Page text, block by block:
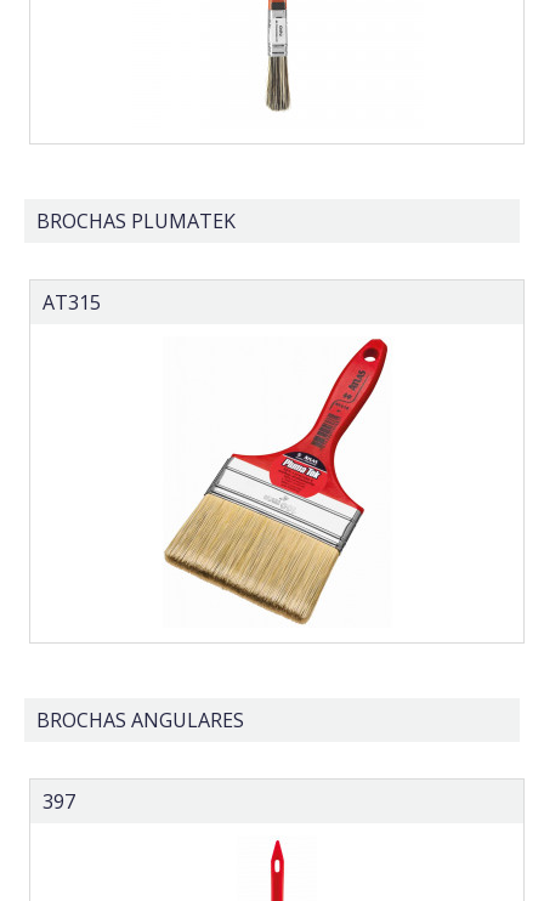
BROCHAS PLUMATEK
AT315
BROCHAS ANGULARES
397